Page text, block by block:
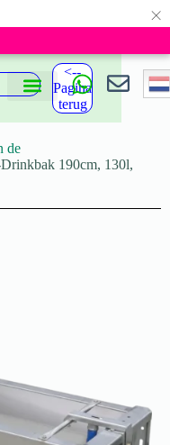
×
<--
Pagina
terug
de
190cm, 130l,